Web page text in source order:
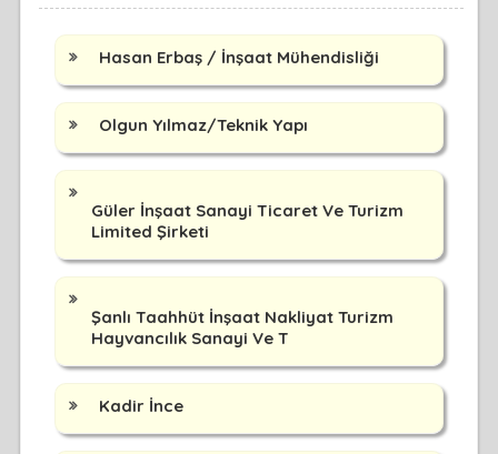
Hasan Erbaş / İnşaat Mühendisliği
Olgun Yılmaz/Teknik Yapı
Güler İnşaat Sanayi Ticaret Ve Turizm
Limited Şirketi
Şanlı Taahhüt İnşaat Nakliyat Turizm
Hayvancılık Sanayi Ve T
Kadir İnce